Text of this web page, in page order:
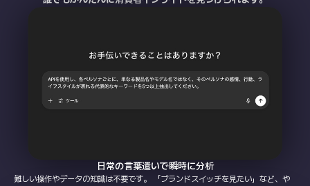
日常の言葉遣いで瞬時に分析
難しい操作やデータの知識は不要です。
「ブランドスイッチを見たい」など、や